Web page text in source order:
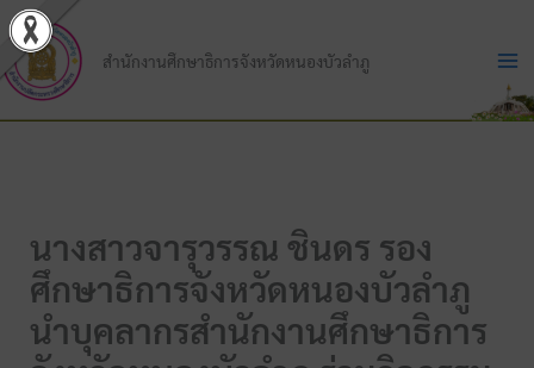
Skip
to
content
สำนักงานศึกษาธิการจังหวัดหนองบัวลำภู
นางสาวจารุวรรณ ชินดร รอง
ศึกษาธิการจังหวัดหนองบัวลำภู
นำบุคลากรสำนักงานศึกษาธิการ